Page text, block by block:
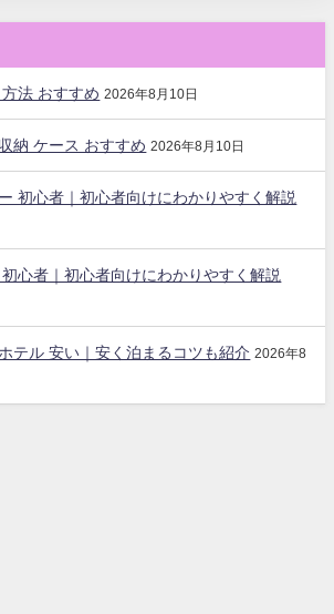
法 おすすめ 2026年8月10日
納 ケース おすすめ 2026年8月10日
初心者｜初心者向けにわかりやすく解説
心者｜初心者向けにわかりやすく解説
テル 安い｜安く泊まるコツも紹介 2026年8